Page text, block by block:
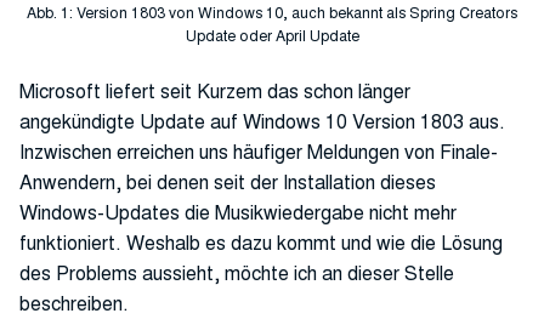
Abb. 1: Version 1803 von Windows 10, auch bekannt als Spring Creators
Update oder April Update
Microsoft liefert seit Kurzem das schon länger
angekündigte Update auf Windows 10 Version 1803 aus.
Inzwischen erreichen uns häufiger Meldungen von Finale-
Anwendern, bei denen seit der Installation dieses
Windows-Updates die Musikwiedergabe nicht mehr
funktioniert. Weshalb es dazu kommt und wie die Lösung
des Problems aussieht, möchte ich an dieser Stelle
beschreiben.